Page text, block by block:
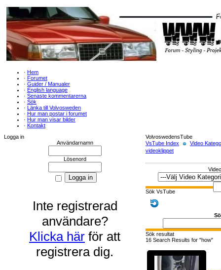
· Hem
· Forumet
· Guider / Manualer
· English language
· Senaste kommentarerna
· Sök
· Länka till Volvosweden
· Hur man postar i forumet
· Hur man visar bilder
· Kontakt
Logga in
Användarnamn
Lösenord
Inte registrerad
användare?
Klicka här för att
registrera dig.
VolvoswedensTube
VsTube Index
Video
videoklippet
Sök VsTube
Sök resultat
16 Search Results for "how"